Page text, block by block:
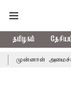
தமிழகம்
அமைச்சர்